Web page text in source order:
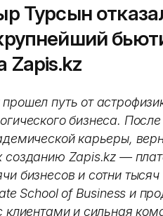
Турсын
Zapis.kz
путь от
бизнеса.
карьеры,
созданию Zapis.kz —
бизнесов и сотни
School of Business и
клиентами и сильная